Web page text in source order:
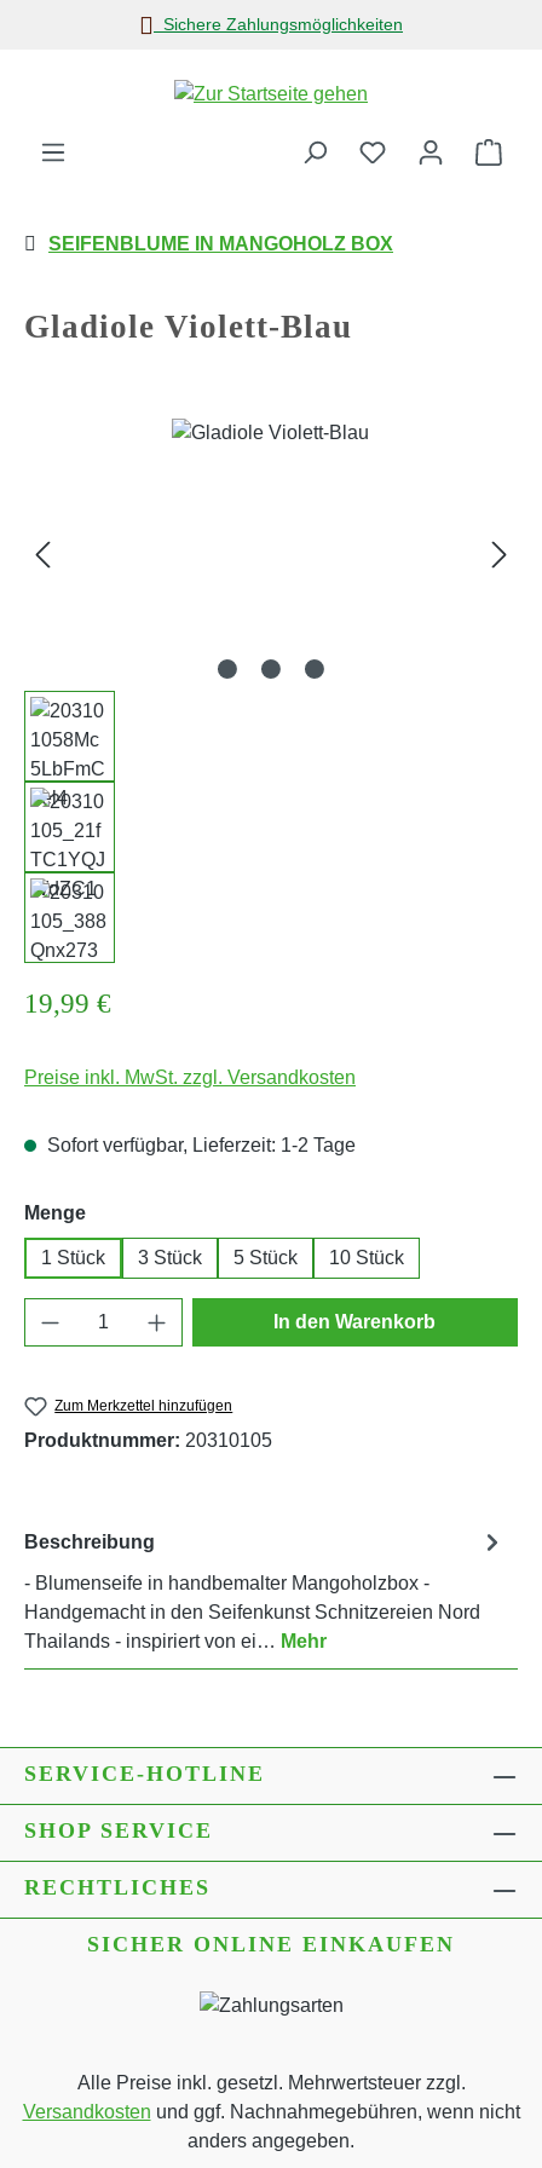
Zum Hauptinhalt springenSichere Zahlungsmöglichkeiten
SEIFENBLUME IN MANGOHOLZ BOX
Gladiole Violett-Blau
Bildergalerie überspringen
Regulärer Preis:
19,99 €
Preise inkl. MwSt. zzgl. Versandkosten
Sofort verfügbar, Lieferzeit: 1-2 Tage
Mengeauswählen
1 Stück 3 Stück 5 Stück 10 Stück
Produkt Anzahl: Gib den gewünschten
In den Warenkorb
Zum Merkzettel hinzufügen
Produktnummer: 20310105
Beschreibung
- Blumenseife in handbemalter Mangoholzbox -
Handgemacht in den Seifenkunst Schnitzereien Nord
Thailands - inspiriert von ei… Mehr
SERVICE-HOTLINE
SHOP SERVICE
RECHTLICHES
SICHER ONLINE EINKAUFEN
Alle Preise inkl. gesetzl. Mehrwertsteuer zzgl.
Versandkosten und ggf. Nachnahmegebühren, wenn nicht
anders angegeben.